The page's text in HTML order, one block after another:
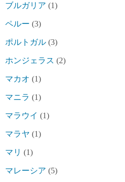
ブルガリア (1)
ペルー (3)
ポルトガル (3)
ホンジェラス (2)
マカオ (1)
マニラ (1)
マラウイ (1)
マラヤ (1)
マリ (1)
マレーシア (5)